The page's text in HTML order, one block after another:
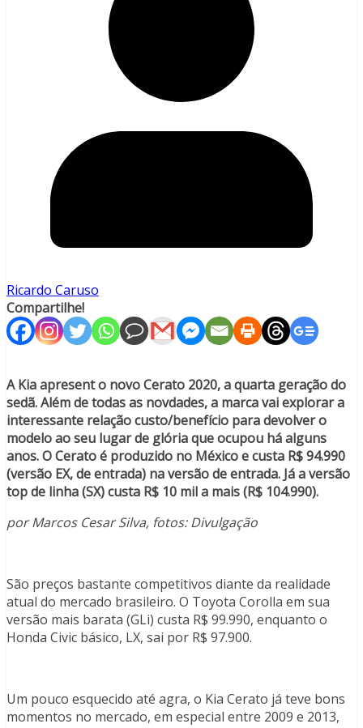
Ricardo Caruso
Compartilhe!
A Kia apresent o novo Cerato 2020, a quarta geração do
sedã. Além de todas as novdades, a marca vai explorar a
interessante relação custo/benefício para devolver o
modelo ao seu lugar de glória que ocupou há alguns
anos. O Cerato é produzido no México e custa R$ 94.990
(versão EX, de entrada) na versão de entrada. Já a versão
top de linha (SX) custa R$ 10 mil a mais (R$ 104.990).
por Marcos Cesar Silva, fotos: Divulgação
São preços bastante competitivos diante da realidade
atual do mercado brasileiro. O Toyota Corolla em sua
versão mais barata (GLi) custa R$ 99.990, enquanto o
Honda Civic básico, LX, sai por R$ 97.900.
Um pouco esquecido até agra, o Kia Cerato já teve bons
momentos no mercado, em especial entre 2009 e 2013,